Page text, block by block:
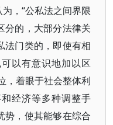
，“公私法之间界限
分的，大部分法律关
法门类的，即使有相
以有意识地加以区
，着眼于社会整体利
经济等多种调整手
势，使其能够在综合